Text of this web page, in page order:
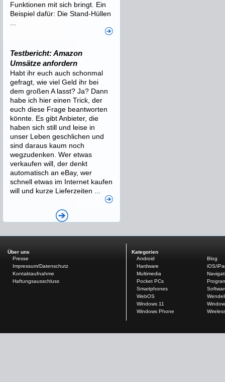
Funktionen mit sich bringt. Ein
Beispiel dafür: Die Stand-Hüllen
Testbericht: Amazon
Umsätze anfordern
Habt ihr euch auch schonmal
gefragt, wie viel Geld ihr bei
dem großen A lasst? Ja? Dann
habe ich hier einen Trick, der
euch diese Frage beantworten
könnte. Es gibt Anbieter, die
haben sich still und leise in
unser Leben geschlichen und
sind daraus kaum noch
wegzudenken. Wer etwas
verkaufen will, der denkt
automatisch an eBay, wer
schnell etwas im Internet kaufen
will und kurze Lieferzeiten ...
Über uns
Presse
Impressum/Datenschutz
Kontaktaufnahme
Haftungsausschluss
Kategorien
Android
Blog
Hardware
iOS/
Multimedia
Pocket PCs
Smartphones
WebOS
Windows 11
Windows Phone